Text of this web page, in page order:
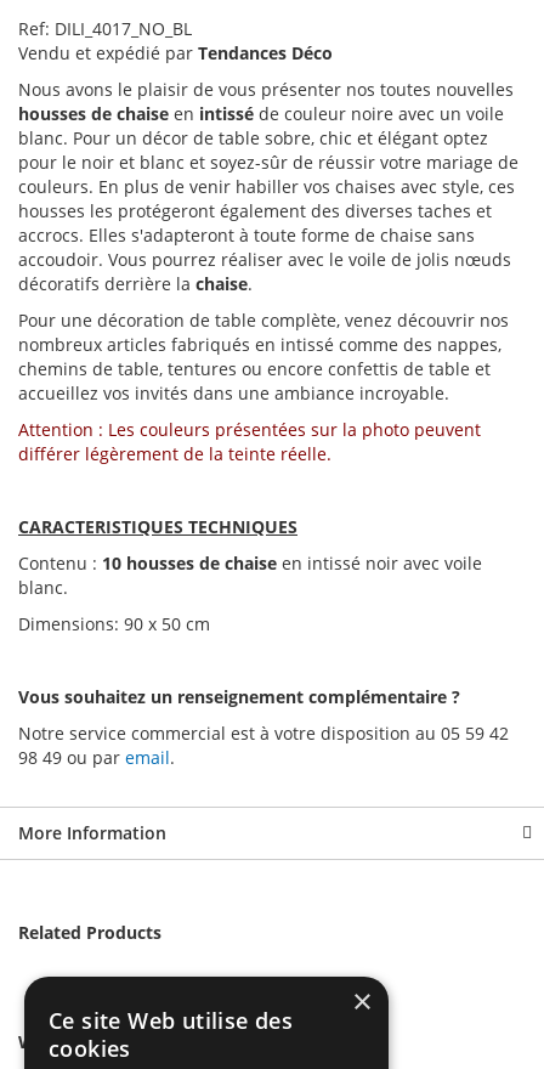
Ref: DILI_4017_NO_BL
Vendu et expédié par Tendances Déco
Nous avons le plaisir de vous présenter nos toutes nouvelles
housses de chaise en intissé de couleur noire avec un voile
blanc. Pour un décor de table sobre, chic et élégant optez
pour le noir et blanc et soyez-sûr de réussir votre mariage de
couleurs. En plus de venir habiller vos chaises avec style, ces
housses les protégeront également des diverses taches et
accrocs. Elles s'adapteront à toute forme de chaise sans
accoudoir. Vous pourrez réaliser avec le voile de jolis nœuds
décoratifs derrière la chaise.
Pour une décoration de table complète, venez découvrir nos
nombreux articles fabriqués en intissé comme des nappes,
chemins de table, tentures ou encore confettis de table et
accueillez vos invités dans une ambiance incroyable.
Attention : Les couleurs présentées sur la photo peuvent
différer légèrement de la teinte réelle.
CARACTERISTIQUES TECHNIQUES
Contenu : 10 housses de chaise en intissé noir avec voile
blanc.
Dimensions: 90 x 50 cm
Vous souhaitez un renseignement complémentaire ?
Notre service commercial est à votre disposition au 05 59 42
98 49 ou par email.
More Information
Related Products
We found other products you might like!
×
Ce site Web utilise des
cookies